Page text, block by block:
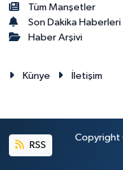
Tüm Manşetler
Son Dakika Haberleri
Haber Arşivi
Künye İletişim
RSS
Copyright